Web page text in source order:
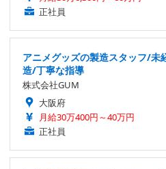
正社員
アニメグッズの製造スタッフ/未
造/丁寧な指導
株式会社GUM
大阪府
月給30万400円～40万円
正社員